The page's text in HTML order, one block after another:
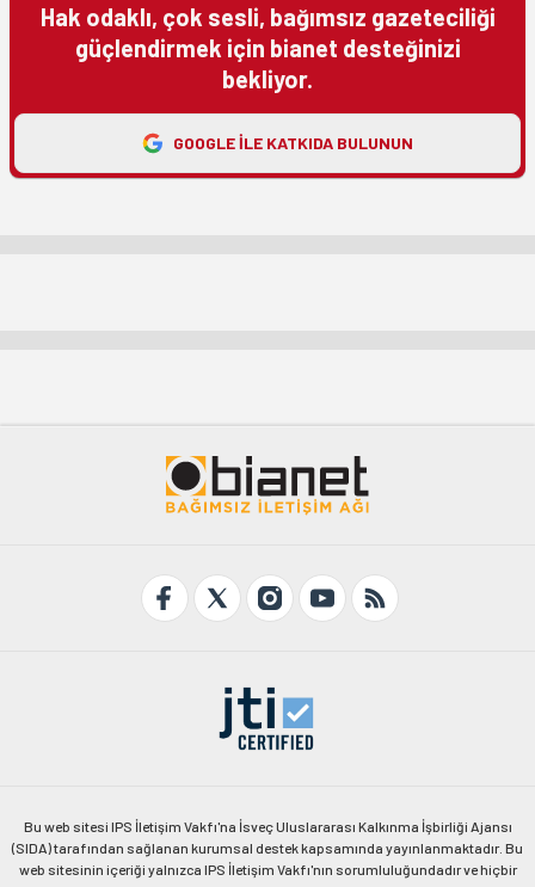
Hak odaklı, çok sesli, bağımsız gazeteciliği
güçlendirmek için bianet desteğinizi
bekliyor.
GOOGLE ILE KATKIDA BULUNUN
Bu web sitesi IPS İletişim Vakfı'na İsveç Uluslararası Kalkınma İşbirliği Ajansı
(SIDA) tarafından sağlanan kurumsal destek kapsamında yayınlanmaktadır. Bu
web sitesinin içeriği yalnızca IPS İletişim Vakfı'nın sorumluluğundadır ve hiçbir